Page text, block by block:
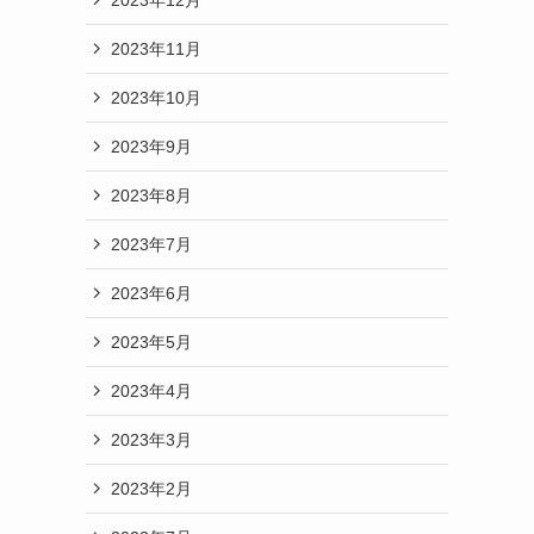
2023年11月
2023年10月
2023年9月
2023年8月
2023年7月
2023年6月
2023年5月
2023年4月
2023年3月
2023年2月